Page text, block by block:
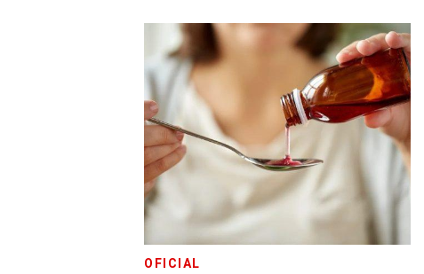
OFICIAL